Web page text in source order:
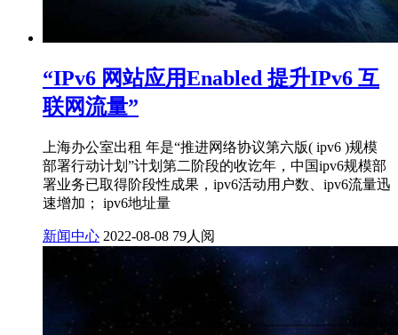
“IPv6 网站应用Enabled 提升IPv6 互
联网流量”
上海办公室出租 年是“推进网络协议第六版( ipv6 )规模
部署行动计划”计划第二阶段的收讫年，中国ipv6规模部
署业务已取得阶段性成果，ipv6活动用户数、ipv6流量迅
速增加； ipv6地址量
新闻中心 2022-08-08 79人阅